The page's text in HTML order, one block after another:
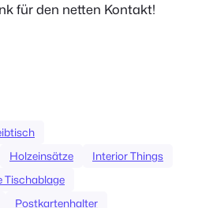
für den netten Kontakt!
Holzeinsätze
Interior Things
Tischablage
Postkartenhalter